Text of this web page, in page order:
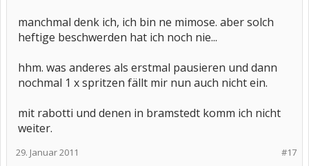
manchmal denk ich, ich bin ne mimose. aber solch
heftige beschwerden hat ich noch nie...
hhm. was anderes als erstmal pausieren und dann
nochmal 1 x spritzen fällt mir nun auch nicht ein.
mit rabotti und denen in bramstedt komm ich nicht
weiter.
#17
29. Januar 2011